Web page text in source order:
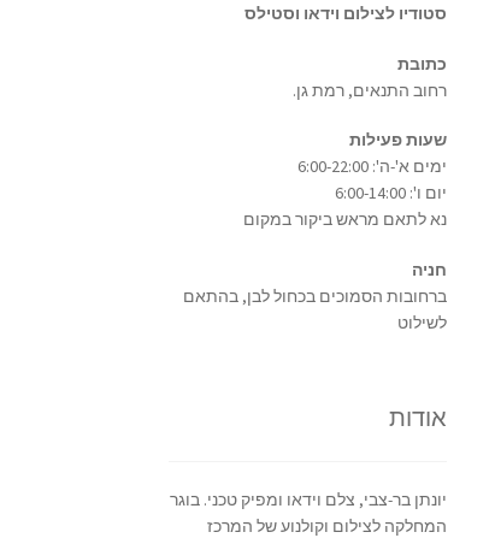
סטודיו לצילום וידאו וסטילס
כתובת
רחוב התנאים, רמת גן.
שעות פעילות
ימים א'-ה': 6:00-22:00
יום ו': 6:00-14:00
נא לתאם מראש ביקור במקום
חניה
ברחובות הסמוכים בכחול לבן, בהתאם
לשילוט
אודות
יונתן בר-צבי, צלם וידאו ומפיק טכני. בוגר
המחלקה לצילום וקולנוע של המרכז